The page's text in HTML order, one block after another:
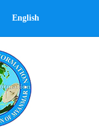
English